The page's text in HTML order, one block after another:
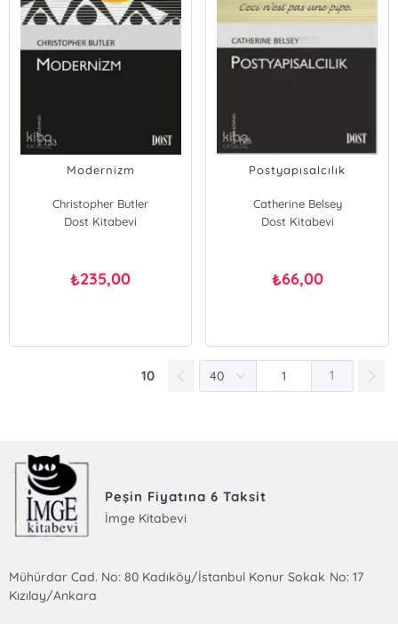
Modernizm
Christopher Butler
Dost Kitabevi
₺235,00
Postyapısalcılık
Catherine Belsey
Dost Kitabevi
₺66,00
10 1
Peşin Fiyatına 6 Taksit
İmge Kitabevi
Mühürdar Cad. No: 80 Kadıköy/İstanbul Konur Sokak No: 17
Kızılay/Ankara